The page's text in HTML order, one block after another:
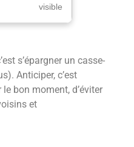
visible
s’épargner un casse-
Anticiper, c’est
bon moment, d’éviter
et